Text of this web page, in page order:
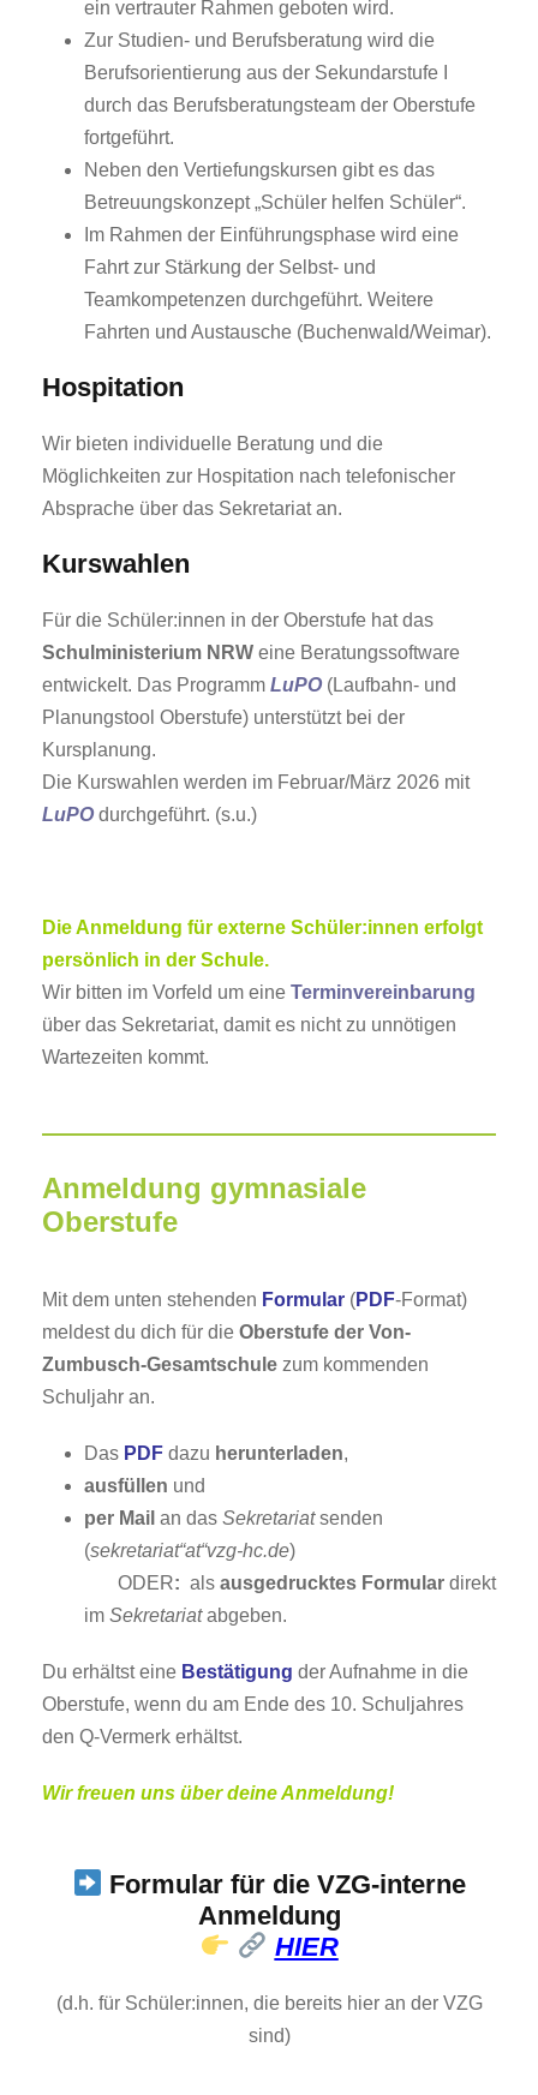
ein vertrauter Rahmen geboten wird.
Zur Studien- und Berufsberatung wird die
Berufsorientierung aus der Sekundarstufe I
durch das Berufsberatungsteam der Oberstufe
fortgeführt.
Neben den Vertiefungskursen gibt es das
Betreuungskonzept „Schüler helfen Schüler“.
Im Rahmen der Einführungsphase wird eine
Fahrt zur Stärkung der Selbst- und
Teamkompetenzen durchgeführt. Weitere
Fahrten und Austausche (Buchenwald/Weimar).
Hospitation
Wir bieten individuelle Beratung und die
Möglichkeiten zur Hospitation nach telefonischer
Absprache über das Sekretariat an.
Kurswahlen
Für die Schüler:innen in der Oberstufe hat das
Schulministerium NRW eine Beratungssoftware
entwickelt. Das Programm LuPO (Laufbahn- und
Planungstool Oberstufe) unterstützt bei der
Kursplanung.
Die Kurswahlen werden im Februar/März 2026 mit
LuPOdurchgeführt. (s.u.)
Die Anmeldung für externe Schüler:innen erfolgt
persönlich in der Schule.
Wir bitten im Vorfeld um eine Terminvereinbarung
über das Sekretariat, damit es nicht zu unnötigen
Wartezeiten kommt.
Anmeldung gymnasiale
Oberstufe
Mit dem unten stehenden Formular (PDF-Format)
meldest du dich für die Oberstufe der Von-
Zumbusch-Gesamtschule zum kommenden
Schuljahr an.
Das PDF dazu herunterladen,
ausfüllen und
per Mail an das Sekretariatsenden
(sekretariat“at“vzg-hc.de)
ODER: als ausgedrucktes Formular direkt
im Sekretariatabgeben.
Du erhältst eine Bestätigung der Aufnahme in die
Oberstufe, wenn du am Ende des 10. Schuljahres
den Q-Vermerk erhältst.
Wir freuen uns über deine Anmeldung!
Formular für dieVZG-interne
Anmeldung
HIER
(d.h. für Schüler:innen, die bereits hier an der VZG
sind)